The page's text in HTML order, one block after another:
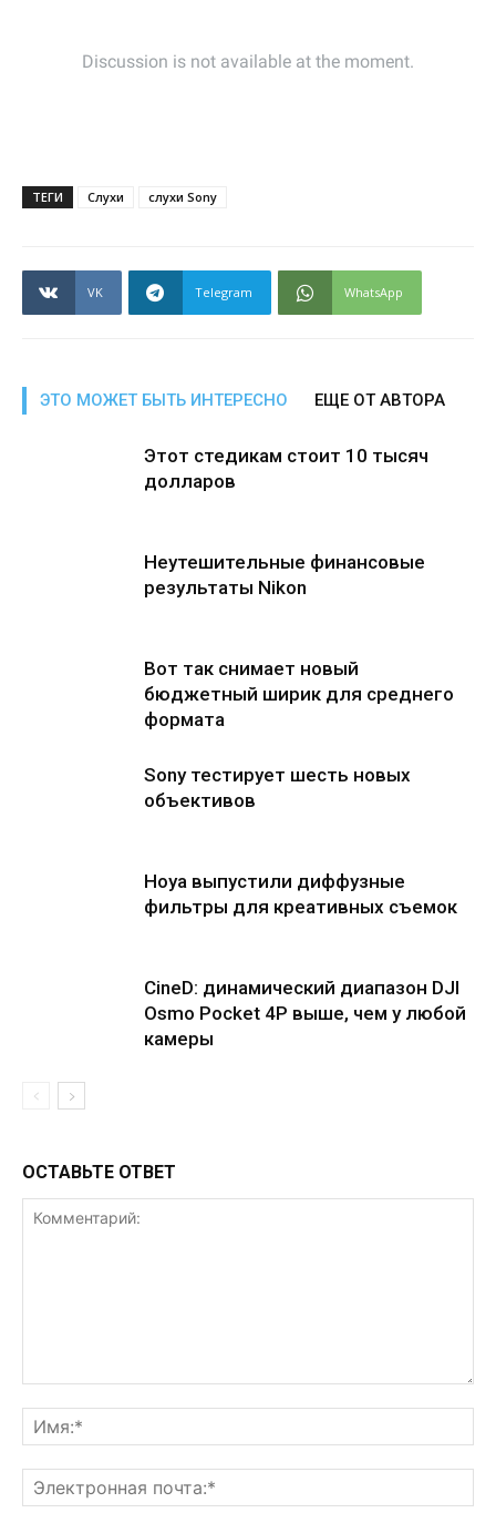
ТЕГИ Слухи слухи Sony
VK Telegram WhatsApp
ЭТО МОЖЕТ БЫТЬ ИНТЕРЕСНО ЕЩЕ ОТ АВТОРА
Этот стедикам стоит 10 тысяч
долларов
Неутешительные финансовые
результаты Nikon
Вот так снимает новый
бюджетный ширик для среднего
формата
Sony тестирует шесть новых
объективов
Hoya выпустили диффузные
фильтры для креативных съемок
CineD: динамический диапазон DJI
Osmo Pocket 4P выше, чем у любой
камеры
ОСТАВЬТЕ ОТВЕТ